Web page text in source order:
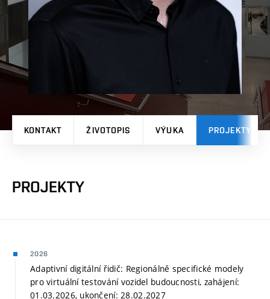
KONTAKT ŽIVOTOPIS VÝUKA PROJEKTY
PROJEKTY
2026
Adaptivní digitální řidič: Regionálně specifické modely
pro virtuální testování vozidel budoucnosti, zahájení:
01.03.2026, ukončení: 28.02.2027